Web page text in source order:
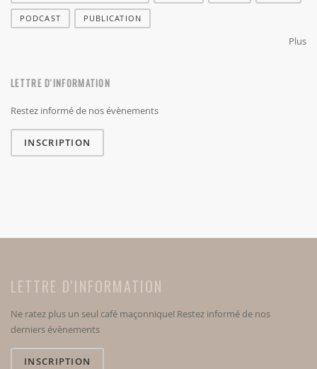
PODCAST PUBLICATION
Plus
LETTRE D'INFORMATION
Restez informé de nos évènements
INSCRIPTION
LETTRE D'INFORMATION
Ne ratez plus un seul café maçonnique! Restez informé de nos
derniers évènements
INSCRIPTION